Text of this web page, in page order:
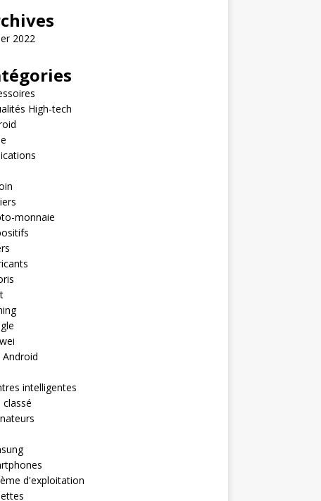
2022
High-tech
monnaie
Android
intelligentes
classé
d'exploitation